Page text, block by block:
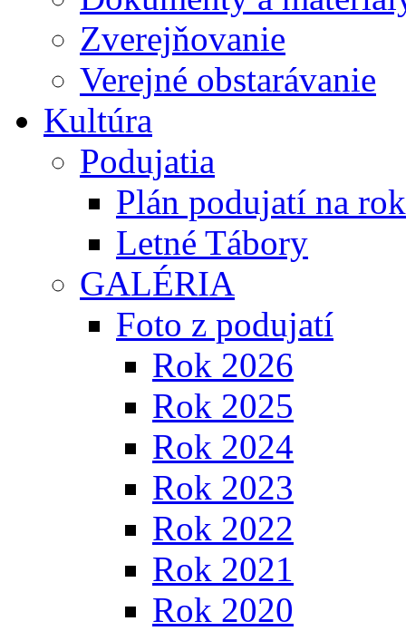
Zverejňovanie
Verejné obstarávanie
Kultúra
Podujatia
Plán podujatí na
Letné Tábory
GALÉRIA
Foto z podujatí
Rok 2026
Rok 2025
Rok 2024
Rok 2023
Rok 2022
Rok 2021
Rok 2020